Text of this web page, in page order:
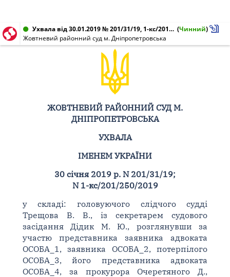
Ухвала від 30.01.2019 № 201/31/19, 1-кс/201/250/2019 (Чинний)
Жовтневий районний суд м. Дніпропетровська
ЖОВТНЕВИЙ РАЙОННИЙ СУД М.
ДНІПРОПЕТРОВСЬКА
УХВАЛА
ІМЕНЕМ УКРАЇНИ
30 січня 2019 р. N 201/31/19;
N 1-кс/201/250/2019
у складі: головуючого слідчого судді
Трещова В. В., із секретарем судового
засідання Дідик М. Ю., розглянувши за
участю представника заявника адвоката
ОСОБА_1, заявника ОСОБА_2, потерпілого
ОСОБА_3, його представника адвоката
ОСОБА_4, за прокурора Очеретяного Д.,